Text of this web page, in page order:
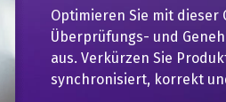
Optimieren Sie mit dieser
Überprüfungs- und
aus. Verkürzen Sie
synchronisiert, korrekt